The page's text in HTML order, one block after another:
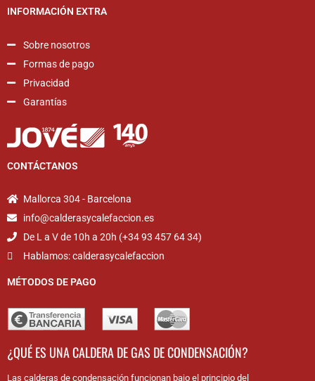
INFORMACIÓN EXTRA
Sobre nosotros
Formas de pago
Privacidad
Garantías
CONTÁCTANOS
Mallorca 304 - Barcelona
info@calderasycalefaccion.es
De L a V de 10h a 20h (+34 93 457 64 34)
Hablamos: calderasycalefaccion
MÉTODOS DE PAGO
¿QUÉ ES UNA CALDERA DE GAS DE CONDENSACIÓN?
Las calderas de condensación funcionan bajo el principio del